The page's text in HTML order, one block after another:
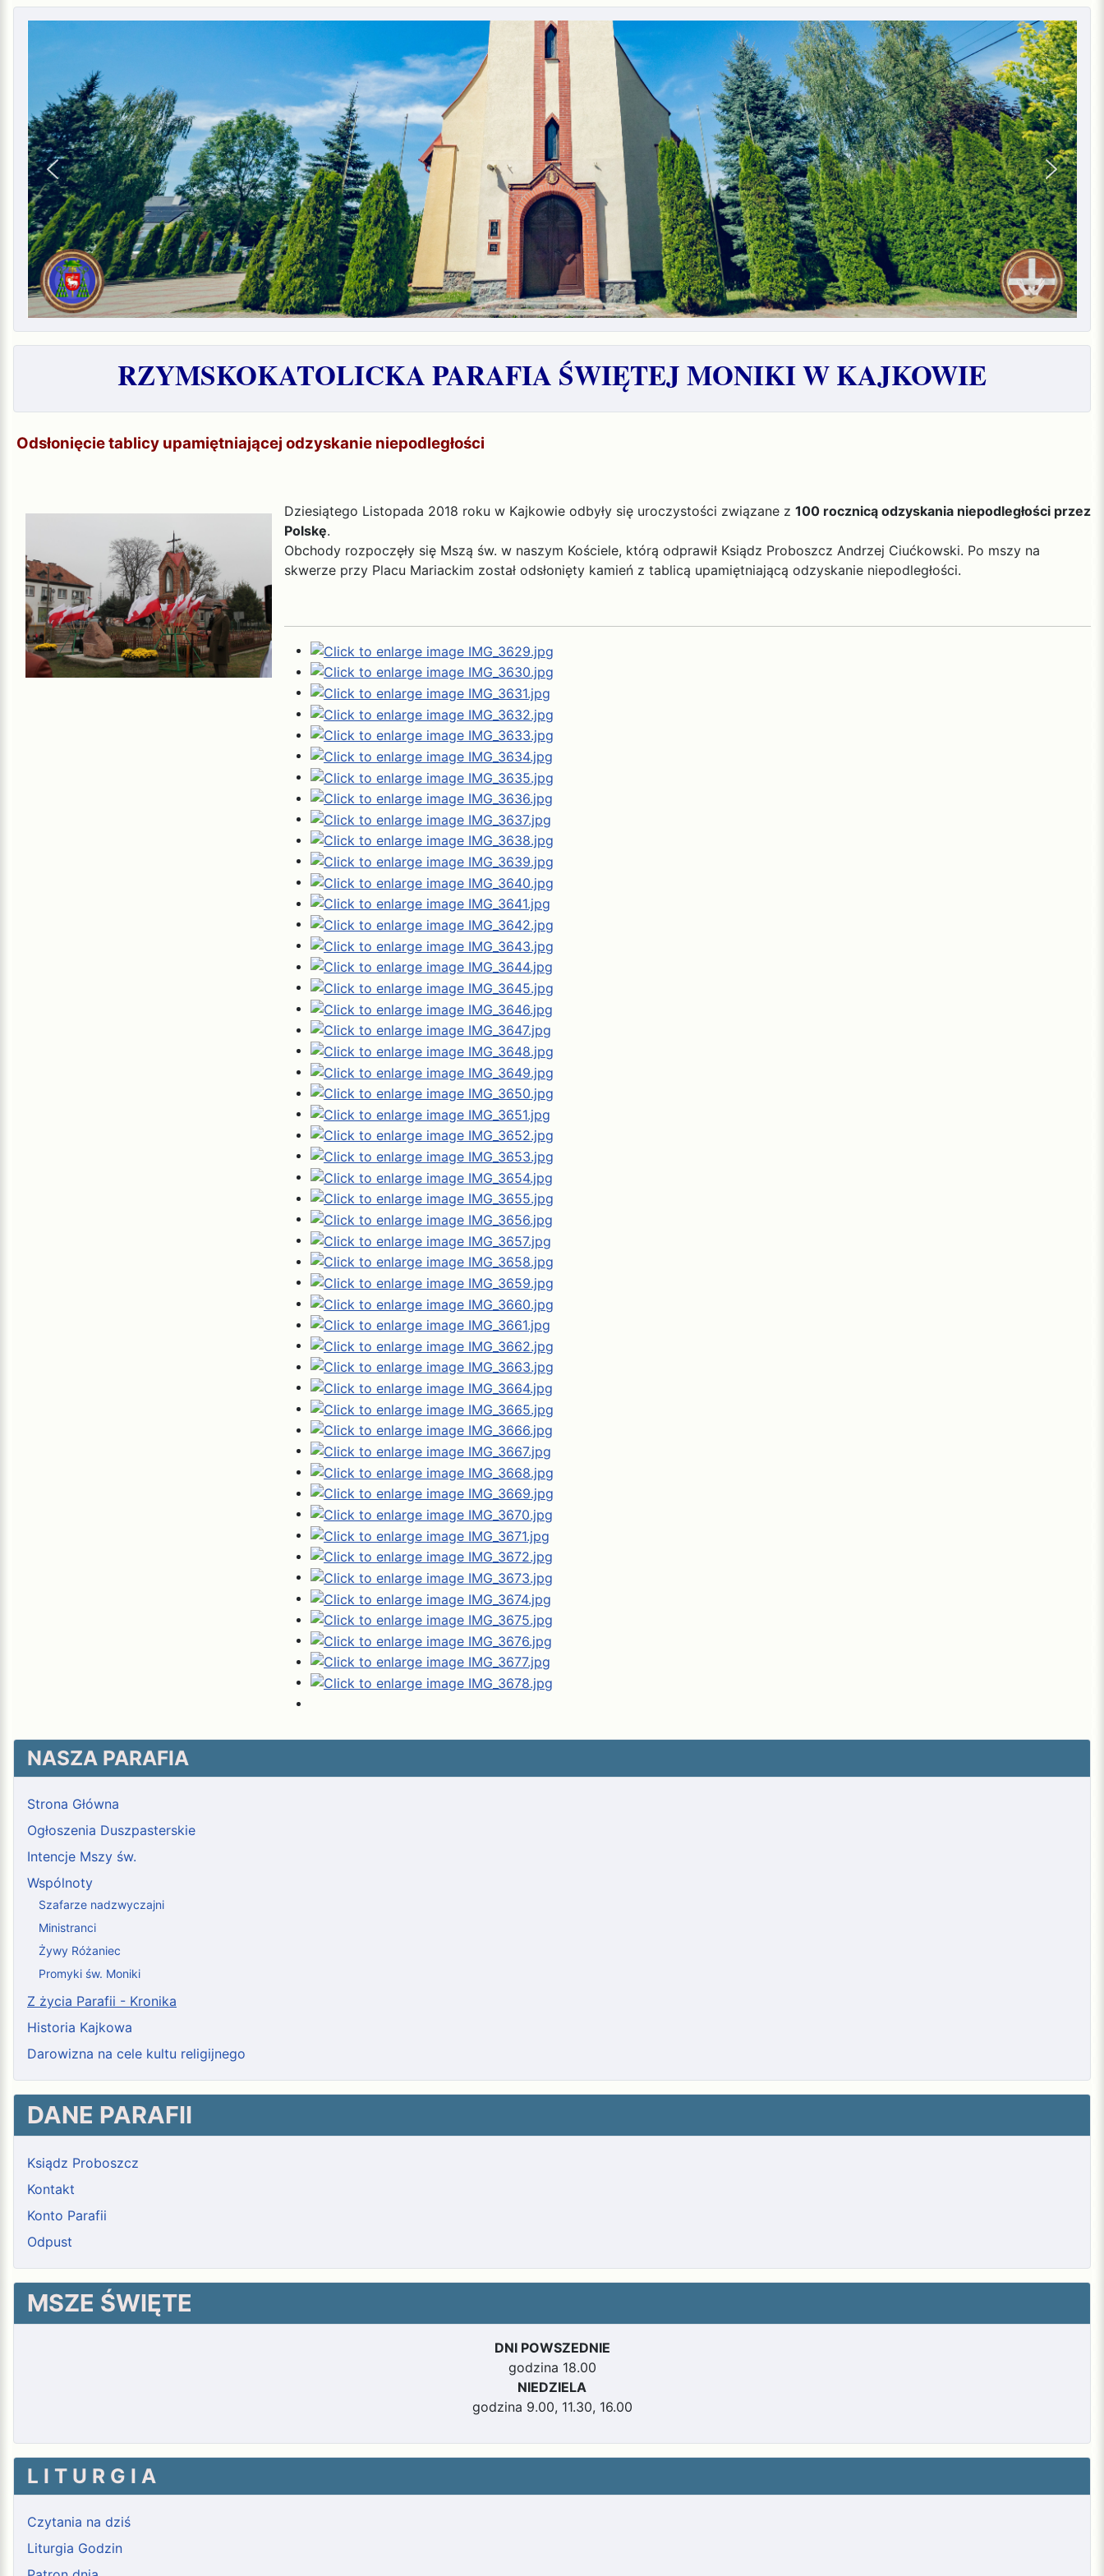
RZYMSKOKATOLICKA PARAFIA ŚWIĘTEJ MONIKI W KAJKOWIE
Odsłonięcie tablicy upamiętniającej odzyskanie niepodległości
Dziesiątego Listopada 2018 roku w Kajkowie odbyły się uroczystości związane z 100 rocznicą odzyskania niepodległości przez
Polskę.
Obchody rozpoczęły się Mszą św. w naszym Kościele, którą odprawił Ksiądz Proboszcz Andrzej Ciućkowski. Po mszy na
skwerze przy Placu Mariackim został odsłonięty kamień z tablicą upamiętniającą odzyskanie niepodległości.
NASZA PARAFIA
Strona Główna
Ogłoszenia Duszpasterskie
Intencje Mszy św.
Wspólnoty
Szafarze nadzwyczajni
Ministranci
Żywy Różaniec
Promyki św. Moniki
Z życia Parafii - Kronika
Historia Kajkowa
Darowizna na cele kultu religijnego
DANE PARAFII
Ksiądz Proboszcz
Kontakt
Konto Parafii
Odpust
MSZE ŚWIĘTE
DNI POWSZEDNIE
godzina 18.00
NIEDZIELA
godzina 9.00, 11.30, 16.00
L I T U R G I A
Czytania na dziś
Liturgia Godzin